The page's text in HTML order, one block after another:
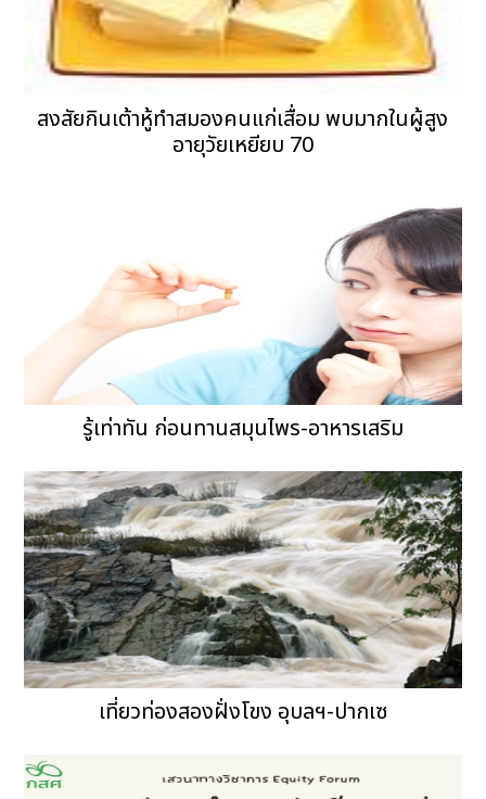
สงสัยกินเต้าหู้ทำสมองคนแก่เสื่อม พบมากในผู้สูง
อายุวัยเหยียบ 70
รู้เท่าทัน ก่อนทานสมุนไพร-อาหารเสริม
เที่ยวท่องสองฝั่งโขง อุบลฯ-ปากเซ